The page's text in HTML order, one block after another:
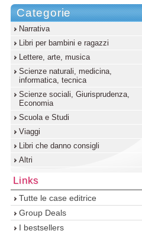
Categorie
Narrativa
Libri per bambini e ragazzi
Lettere, arte, musica
Scienze naturali, medicina,
informatica, tecnica
Scienze sociali, Giurisprudenza,
Economia
Scuola e Studi
Viaggi
Libri che danno consigli
Altri
Links
Tutte le case editrice
Group Deals
I bestsellers